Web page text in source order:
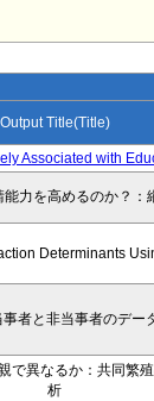
Output Title(Title)
Associated with
力を高めるのか？：
Determinants
者と非当事者のデー
で異なるか：共同繁
析